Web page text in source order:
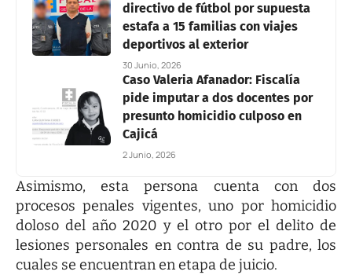
directivo de fútbol por supuesta
estafa a 15 familias con viajes
deportivos al exterior
30 Junio, 2026
Caso Valeria Afanador: Fiscalía
pide imputar a dos docentes por
presunto homicidio culposo en
Cajicá
2 Junio, 2026
Asimismo, esta persona cuenta con dos
procesos penales vigentes, uno por homicidio
doloso del año 2020 y el otro por el delito de
lesiones personales en contra de su padre, los
cuales se encuentran en etapa de juicio.